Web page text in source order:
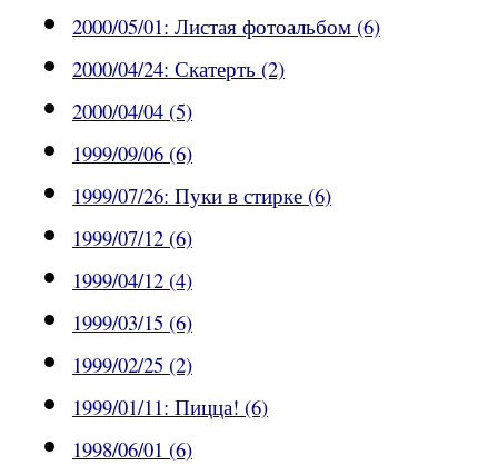
2000/05/01: Листая фотоальбом (6)
2000/04/24: Скатерть (2)
2000/04/04 (5)
1999/09/06 (6)
1999/07/26: Пуки в стирке (6)
1999/07/12 (6)
1999/04/12 (4)
1999/03/15 (6)
1999/02/25 (2)
1999/01/11: Пицца! (6)
1998/06/01 (6)